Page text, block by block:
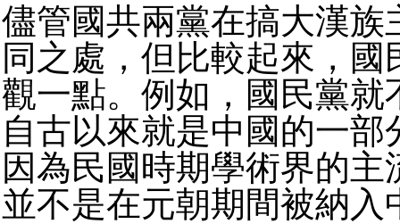
儘管國共兩黨在搞大漢族
同之處，但比較起來，國
觀一點。例如，國民黨就
自古以來就是中國的一部
因為民國時期學術界的主
並不是在元朝期間被納入